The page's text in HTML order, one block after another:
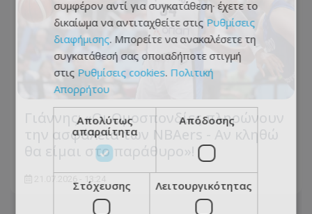
Γιάννης: «Οι Ομοσπονδίες πληρώνουν
την ασφάλεια των NBAers - Αν κληθώ
θα είμαι στο παράθυρο»!
21.07.2026 - 13:24
συμφέρον αντί για συγκατάθεση· έχετε το
δικαίωμα να αντιταχθείτε στις Ρυθμίσεις
διαφήμισης. Μπορείτε να ανακαλέσετε τη
συγκατάθεσή σας οποιαδήποτε στιγμή
στις Ρυθμίσεις cookies. Πολιτική
Απορρήτου
Απολύτως
απαραίτητα
Απόδοσης
Στόχευσης Λειτουργικότητας